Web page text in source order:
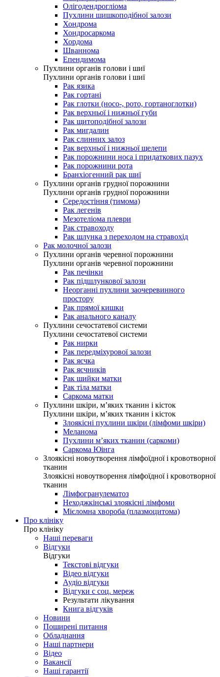
Олігодендрогліома
Пухлини шишкоподібної залози
Хондрома
Хондросаркома
Хордома
Шваннома
Епендимома
Пухлини органів голови і шиї
Пухлини органів голови і шиї
Рак язика
Рак гортані
Рак глотки (носо-, рото, гортаноглотки)
Рак верхньої і нижньої губи
Рак щитоподібної залози
Рак мигдалин
Рак слинних залоз
Рак верхньої і нижньої щелепи
Рак порожнини носа і придаткових пазух
Рак порожнини рота
Бранхіогенний рак шиї
Пухлини органів грудної порожнини
Пухлини органів грудної порожнини
Середостіння (тимома)
Рак легенів
Мезотеліома плеври
Рак стравоходу
Рак шлунка з переходом на стравохід
Рак молочної залози
Пухлини органів черевної порожнини
Пухлини органів черевної порожнини
Рак печінки
Рак підшлункової залози
Неорганні пухлини заочеревинного
простору
Рак прямої кишки
Рак анального каналу
Пухлини сечостатевої системи
Пухлини сечостатевої системи
Рак нирки
Рак передміхурової залози
Рак яєчка
Рак яєчників
Рак шийки матки
Рак тіла матки
Саркома матки
Пухлини шкіри, м’яких тканин і кісток
Пухлини шкіри, м’яких тканин і кісток
Злоякісні пухлини шкіри (лімфоми шкіри)
Меланома
Пухлини м’яких тканин (саркоми)
Саркома Юінга
Злоякісні новоутворення лімфоїдної і кровотворної
тканин
Злоякісні новоутворення лімфоїдної і кровотворної
тканин
Лімфогранулематоз
Неходжкінські злоякісні лімфоми
Мієломна хвороба (плазмоцитома)
Про клініку
Про клініку
Наші переваги
Відгуки
Відгуки
Текстові відгуки
Відео відгуки
Аудіо відгуки
Відгуки с соц. мереж
Результати лікування
Книга відгуків
Новини
Поширені питання
Обладнання
Наші партнери
Відео
Вакансії
Наші гарантії